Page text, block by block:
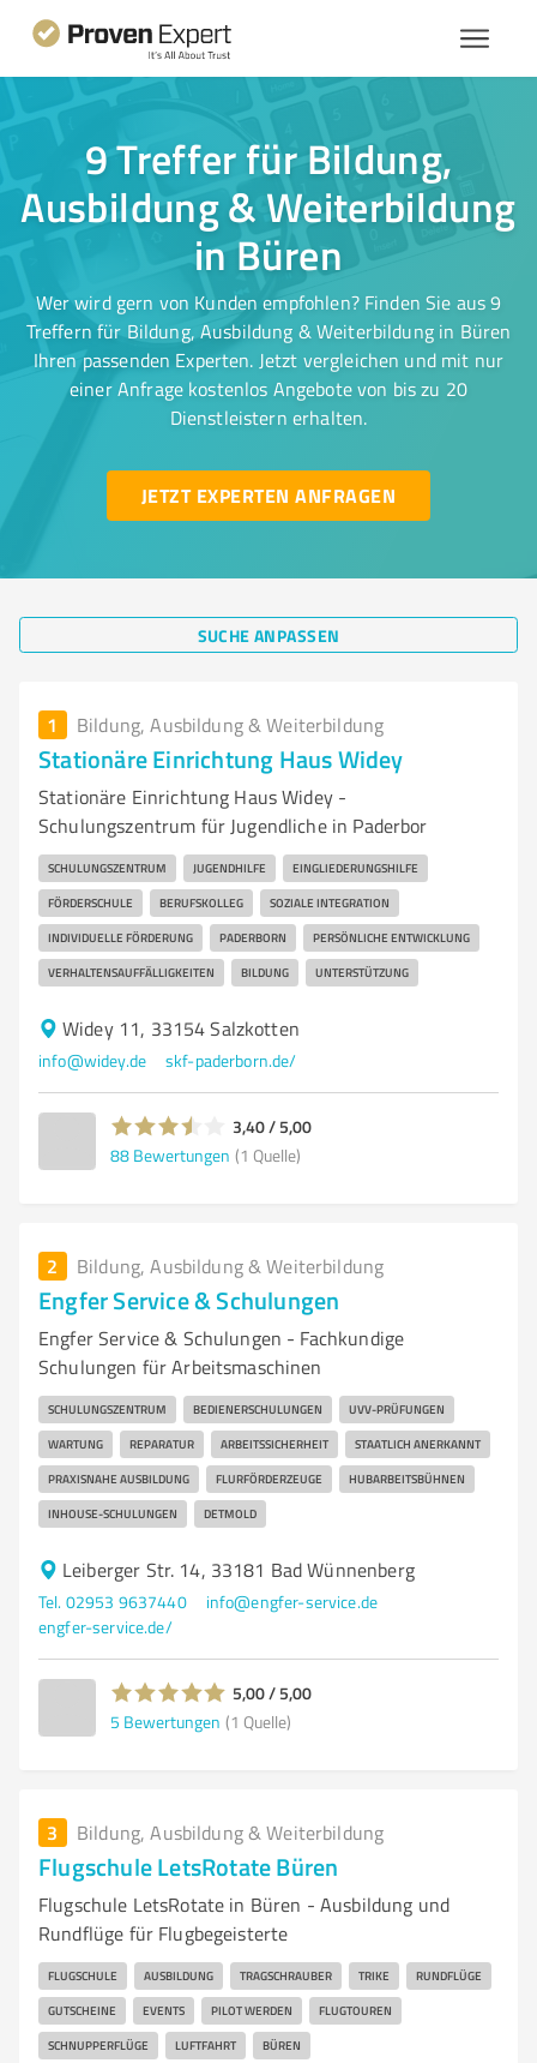
9 Treffer für Bildung,
Ausbildung & Weiterbildung
in Büren
Wer wird gern von Kunden empfohlen? Finden Sie aus 9
Treffern für Bildung, Ausbildung & Weiterbildung in Büren
Ihren passenden Experten. Jetzt vergleichen und mit nur
einer Anfrage kostenlos Angebote von bis zu 20
Dienstleistern erhalten.
JETZT EXPERTEN ANFRAGEN
SUCHE ANPASSEN
1 Bildung, Ausbildung & Weiterbildung
Stationäre Einrichtung Haus Widey
Stationäre Einrichtung Haus Widey -
Schulungszentrum für Jugendliche in Paderbor
SCHULUNGSZENTRUM JUGENDHILFE EINGLIEDERUNGSHILFE
FÖRDERSCHULE BERUFSKOLLEG SOZIALE INTEGRATION
INDIVIDUELLE FÖRDERUNG PADERBORN PERSÖNLICHE ENTWICKLUNG
VERHALTENSAUFFÄLLIGKEITEN BILDUNG UNTERSTÜTZUNG
Widey 11, 33154 Salzkotten
info@widey.de skf-paderborn.de/
3,40 / 5,00
88 Bewertungen (1 Quelle)
2 Bildung, Ausbildung & Weiterbildung
Engfer Service & Schulungen
Engfer Service & Schulungen - Fachkundige
Schulungen für Arbeitsmaschinen
SCHULUNGSZENTRUM BEDIENERSCHULUNGEN UVV-PRÜFUNGEN
WARTUNG REPARATUR ARBEITSSICHERHEIT STAATLICH ANERKANNT
PRAXISNAHE AUSBILDUNG FLURFÖRDERZEUGE HUBARBEITSBÜHNEN
INHOUSE-SCHULUNGEN DETMOLD
Leiberger Str. 14, 33181 Bad Wünnenberg
Tel. 02953 9637440
info@engfer-service.de
engfer-service.de/
5,00 / 5,00
5 Bewertungen (1 Quelle)
3 Bildung, Ausbildung & Weiterbildung
Flugschule LetsRotate Büren
Flugschule LetsRotate in Büren - Ausbildung und
Rundflüge für Flugbegeisterte
FLUGSCHULE AUSBILDUNG TRAGSCHRAUBER TRIKE RUNDFLÜGE
GUTSCHEINE EVENTS PILOT WERDEN FLUGTOUREN
SCHNUPPERFLÜGE LUFTFAHRT BÜREN